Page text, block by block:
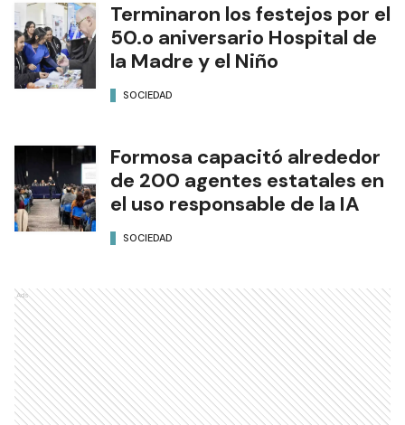
Terminaron los festejos por el
50.o aniversario Hospital de
la Madre y el Niño
SOCIEDAD
Formosa capacitó alrededor
de 200 agentes estatales en
el uso responsable de la IA
SOCIEDAD
Ads